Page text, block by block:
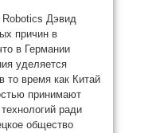
Robotics Дэвид
причин в
в Германии
уделяется
то время как Китай
принимают
ради
общество